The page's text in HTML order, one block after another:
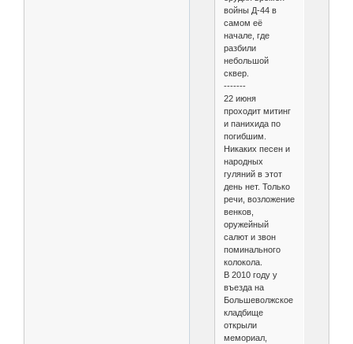
войны Д-44 в
самом её
начале, где
разбили
небольшой
сквер.
-------
22 июня
проходит митинг
и панихида по
погибшим.
Никаких песен и
народных
гуляний в этот
день нет. Только
речи, возложение
венков,
оружейный
салют и звон
поминального
колокола.
В 2010 году у
въезда на
Большеволжское
кладбище
открыли
мемориал,